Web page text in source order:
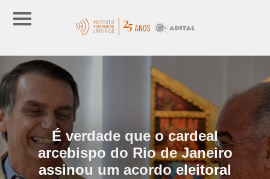
É verdade que o cardeal
arcebispo do Rio de Janeiro
assinou um acordo eleitoral